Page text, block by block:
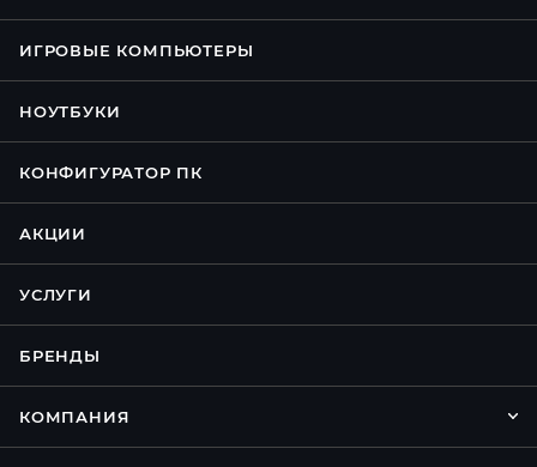
ИГРОВЫЕ КОМПЬЮТЕРЫ
НОУТБУКИ
КОНФИГУРАТОР ПК
АКЦИИ
УСЛУГИ
БРЕНДЫ
КОМПАНИЯ